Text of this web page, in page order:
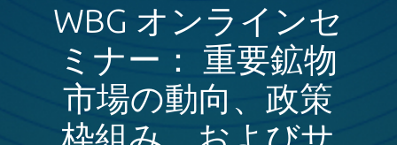
WBG オンラインセ
ミナー： 重要鉱物
市場の動向、政策
枠組み、およびサ